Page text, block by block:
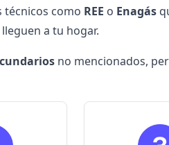
técnicos como REE o Enagás
a tu hogar.
no mencionados,